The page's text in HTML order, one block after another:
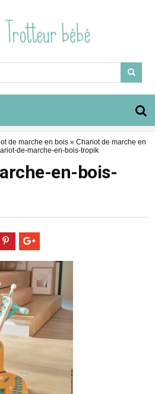
de marche en bois » Chariot de marche en
de-marche-en-bois-tropik
en-bois-